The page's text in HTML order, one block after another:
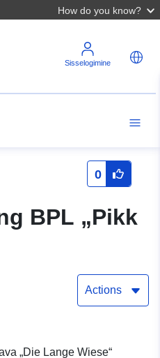
How do you know?
Sisselogimine
0
BPL „Pikk
Actions
„Die Lange Wiese“